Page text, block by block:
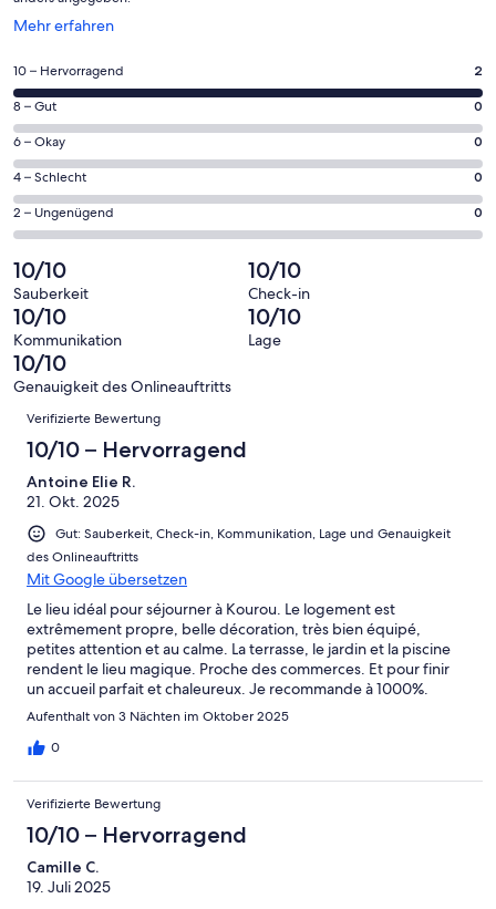
Mehr erfahren
Wird
einem
neuen
Fenster
geöffnet
2
von
insgesamt
2
Gästebewertungen
haben
eine
Bewertung
von
10
-
Hervorragend
10 – Hervorragend 2
0
von
insgesamt
2
Gästebewertungen
haben
Bewertung
von
8
-
Gut
8 – Gut 0
0
von
insgesamt
2
Gästebewertungen
haben
eine
Bewertung
von
6
-
Okay
6 – Okay 0
0
von
insgesamt
Gästebewertungen
haben
eine
Bewertung
von
4
4 – Schlecht 0
0
von
insgesamt
2
Gästebewertungen
haben
eine
Bewertung
2 – Ungenügend 0
10/10
Sauberkeit
10/10
Check-in
10/10
Kommunikation
10/10
Lage
10/10
Genauigkeit des Onlineauftritts
Bewertungen
Verifizierte Bewertung
10/10 – Hervorragend
Antoine Elie R.
21. Okt. 2025
Gut: Sauberkeit, Check-in, Kommunikation, Lage und Genauigkeit
des Onlineauftritts
Mit Google übersetzen
Le lieu idéal pour séjourner à Kourou. Le logement est
extrêmement propre, belle décoration, très bien équipé,
petites attention et au calme. La terrasse, le jardin et la piscine
rendent le lieu magique. Proche des commerces. Et pour finir
un accueil parfait et chaleureux. Je recommande à 1000%.
Merci pour tout et à bientôt.
Aufenthalt von 3 Nächten im Oktober 2025
0
Verifizierte Bewertung
10/10 – Hervorragend
Camille C.
19. Juli 2025